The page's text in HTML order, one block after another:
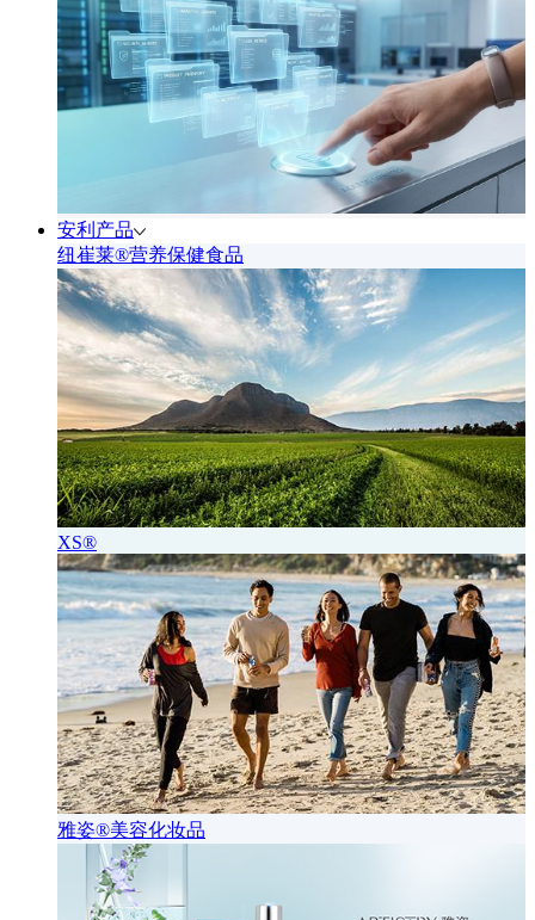
安利产品
纽崔莱®营养保健食品
XS®
雅姿®美容化妆品